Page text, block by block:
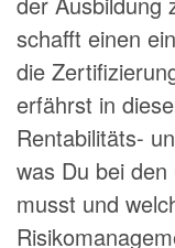
schafft einen
die
erfährst in
Rentabilitäts-
was Du bei
musst und